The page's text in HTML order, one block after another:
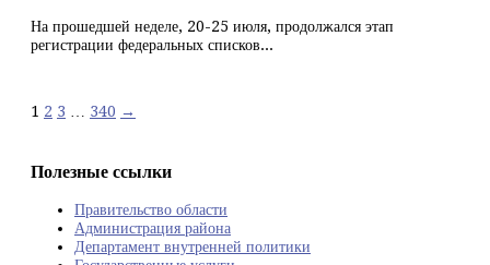
На прошедшей неделе, 20-25 июля, продолжался этап
регистрации федеральных списков...
Навигация
записям
1 2 3 … 340 →
Полезные ссылки
Правительство области
Администрация района
Департамент внутренней политики